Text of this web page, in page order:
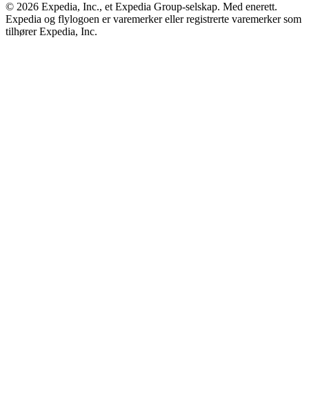
© 2026 Expedia, Inc., et Expedia Group-selskap. Med enerett.
Expedia og flylogoen er varemerker eller registrerte varemerker som
tilhører Expedia, Inc.